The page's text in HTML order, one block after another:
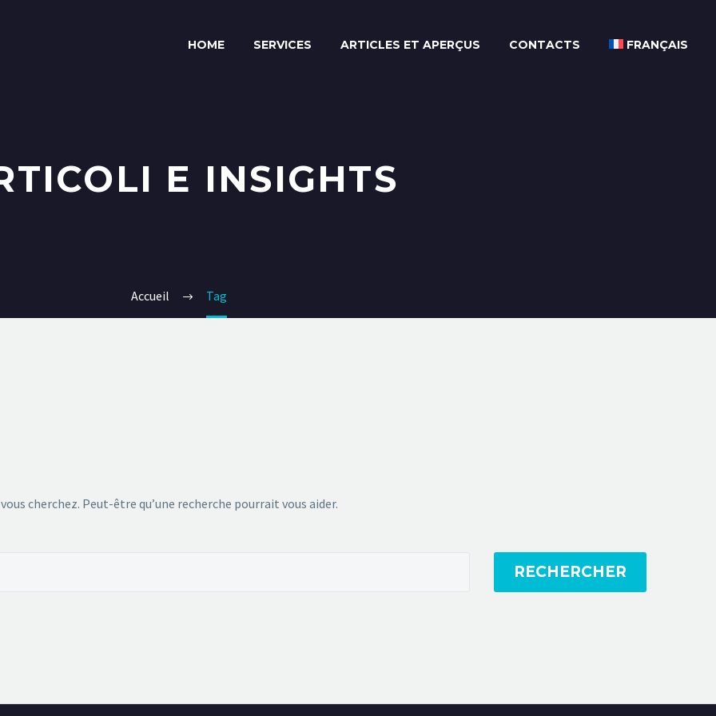
HOME SERVICES ARTICLES ET APERÇUS CONTACTS FRANÇAIS
E INSIGHTS
Accueil Tag
cherchez. Peut-être qu’une recherche pourrait vous aider.
RECHERCHER